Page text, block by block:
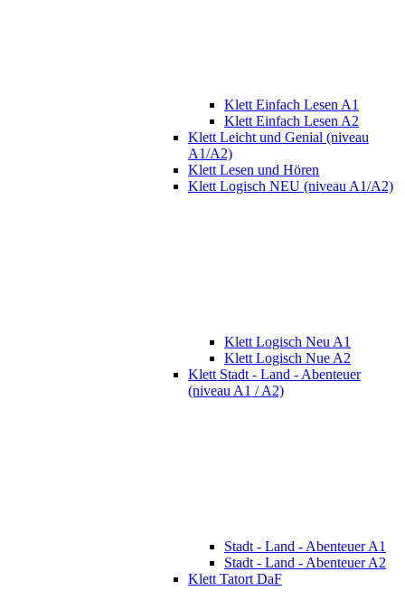
Klett Einfach Lesen A1
Klett Einfach Lesen A2
Klett Leicht und Genial (niveau
A1/A2)
Klett Lesen und Hören
Klett Logisch NEU (niveau A1/A2)
Klett Logisch Neu A1
Klett Logisch Nue A2
Klett Stadt - Land - Abenteuer
(niveau A1 / A2)
Stadt - Land - Abenteuer A1
Stadt - Land - Abenteuer A2
Klett Tatort DaF